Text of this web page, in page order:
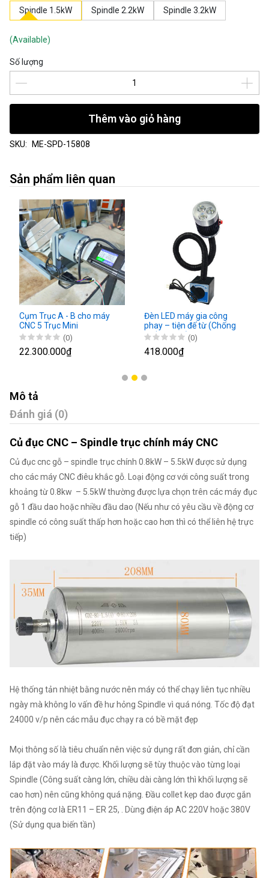
Spindle 1.5kW Spindle 2.2kW Spindle 3.2kW
(Available)
Số lượng
Thêm vào giỏ hàng
SKU: ME-SPD-15808
Sản phẩm liên quan
Cụm Trục A - B cho máy
CNC 5 Trục Mini
(0)
22.300.000₫
Đèn LED máy gia công
phay – tiện đế từ (Chống
thấm nước)(0)
418.000₫
Mô tả
Đánh giá (0)
Củ đục CNC – Spindle trục chính máy CNC
Củ đục cnc gỗ – spindle trục chính 0.8kW – 5.5kW được sử dụng
cho các máy CNC điêu khắc gỗ. Loại động cơ với công suất trong
khoảng từ 0.8kw – 5.5kW thường được lựa chọn trên các máy đục
gỗ 1 đầu dao hoặc nhiều đầu dao (Nếu như có yêu cầu về động cơ
spindle có công suất thấp hơn hoặc cao hơn thì có thể liên hệ trực
tiếp)
Hệ thống tản nhiệt bằng nước nên máy có thể chạy liên tục nhiều
ngày mà không lo vấn đề hư hỏng Spindle vì quá nóng. Tốc độ đạt
24000 v/p nên các mẫu đục chạy ra có bề mặt đẹp
Mọi thông số là tiêu chuẩn nên việc sử dụng rất đơn giản, chỉ cần
lắp đặt vào máy là được. Khối lượng sẽ tùy thuộc vào từng loại
Spindle (Công suất càng lớn, chiều dài càng lớn thì khối lượng sẽ
cao hơn) nên cũng không quá nặng. Đầu collet kẹp dao được gắn
trên động cơ là ER11 – ER 25, . Dùng điện áp AC 220V hoặc 380V
(Sử dụng qua biến tần)